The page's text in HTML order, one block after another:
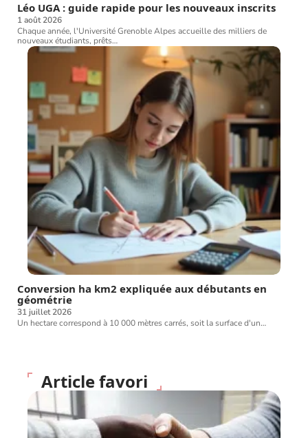
Léo UGA : guide rapide pour les nouveaux inscrits
1 août 2026
Chaque année, l'Université Grenoble Alpes accueille des milliers de
nouveaux étudiants, prêts…
Conversion ha km2 expliquée aux débutants en
géométrie
31 juillet 2026
Un hectare correspond à 10 000 mètres carrés, soit la surface d'un…
Article favori